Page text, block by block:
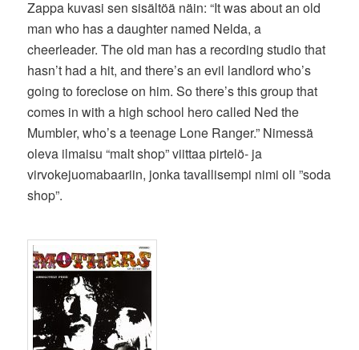
Zappa kuvasi sen sisältöä näin: “It was about an old
man who has a daughter named Nelda, a
cheerleader. The old man has a recording studio that
hasn’t had a hit, and there’s an evil landlord who’s
going to foreclose on him. So there’s this group that
comes in with a high school hero called Ned the
Mumbler, who’s a teenage Lone Ranger.” Nimessä
oleva ilmaisu “malt shop” viittaa pirtelö- ja
virvokejuomabaariin, jonka tavallisempi nimi oli ”soda
shop”.